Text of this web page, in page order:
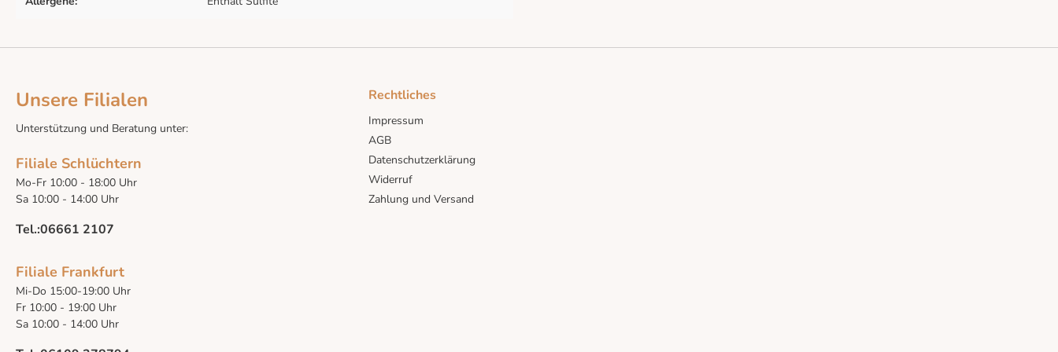
Unsere Filialen
Unterstützung und Beratung unter:
Filiale Schlüchtern
Mo-Fr 10:00 - 18:00 Uhr
Sa 10:00 - 14:00 Uhr
Tel.:06661 2107
Filiale Frankfurt
Mi-Do 15:00-19:00 Uhr
Fr 10:00 - 19:00 Uhr
Sa 10:00 - 14:00 Uhr
Rechtliches
Impressum
AGB
Datenschutzerklärung
Widerruf
Zahlung und Versand